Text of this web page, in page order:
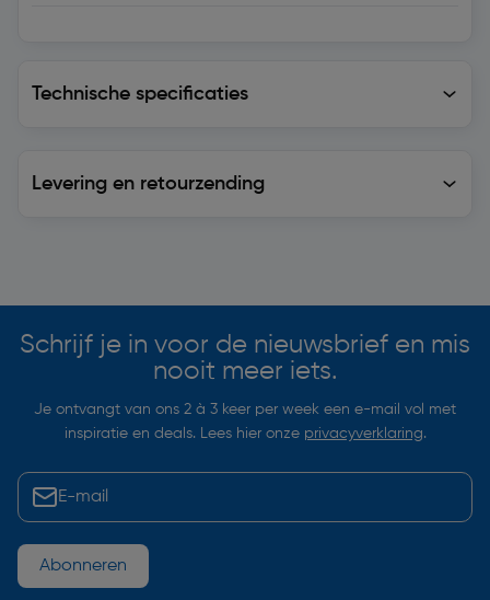
Technische specificaties
Levering en retourzending
Schrijf je in voor de nieuwsbrief en mis
nooit meer iets.
Je ontvangt van ons 2 à 3 keer per week een e-mail vol met
inspiratie en deals. Lees hier onze privacyverklaring.
Abonneren